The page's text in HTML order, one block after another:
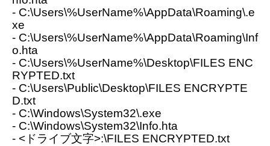
- C:\Users\%UserName%\AppData\Roaming\.e
xe
- C:\Users\%UserName%\AppData\Roaming\Inf
o.hta
- C:\Users\%UserName%\Desktop\FILES ENC
RYPTED.txt
- C:\Users\Public\Desktop\FILES ENCRYPTE
D.txt
- C:\Windows\System32\.exe
- C:\Windows\System32\Info.hta
- <ドライブ文字>:\FILES ENCRYPTED.txt